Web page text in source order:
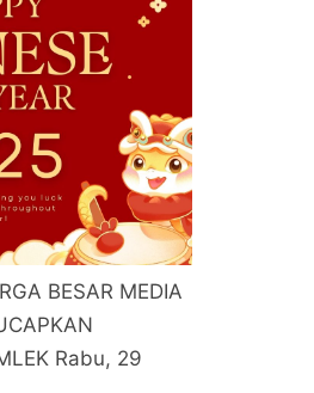
BESAR MEDIA
Rabu, 29